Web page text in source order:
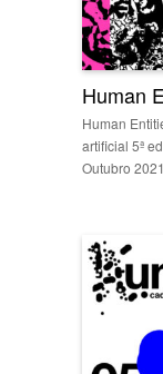
Human
Human
artificial 5ª
Outubro